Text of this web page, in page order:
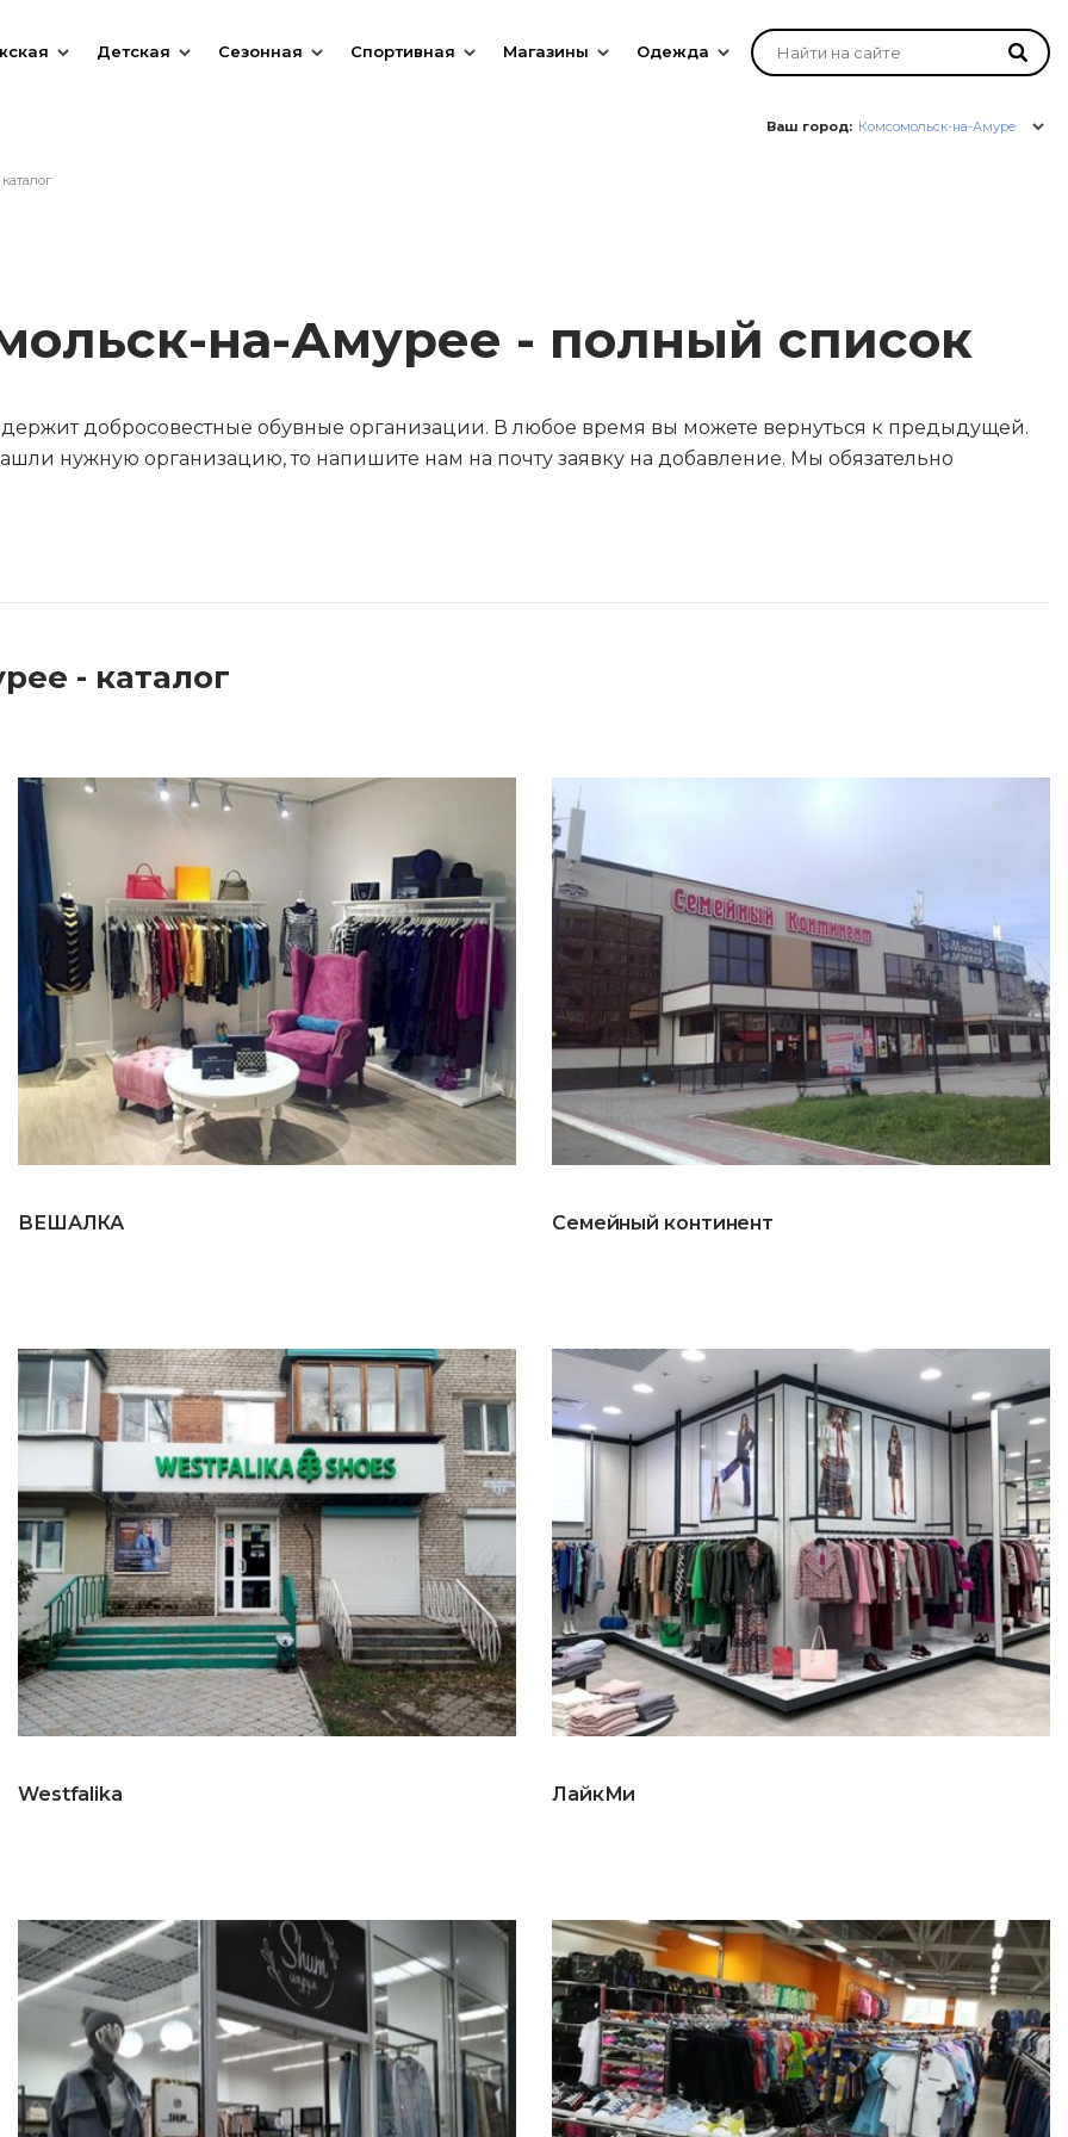
Детская Сезонная Спортивная Магазины Одежда
Ваш город: Комсомольск-на-Амуре
на-Амурее - полный список
добросовестные обувные организации. В любое время вы можете вернуться к предыдущей.
нужную организацию, то напишите нам на почту заявку на добавление. Мы обязательно
- каталог
ВЕШАЛКА Семейный континент
Westfalika ЛайкМи